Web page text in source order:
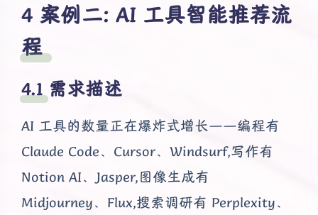
案例二: AI 工具智能推荐流
程
需求描述
AI 工具的数量正在爆炸式增长——编程有
Claude Code、Cursor、Windsurf,写作有
Notion AI、Jasper,图像生成有
Midjourney、Flux,搜索调研有 Perplexity、